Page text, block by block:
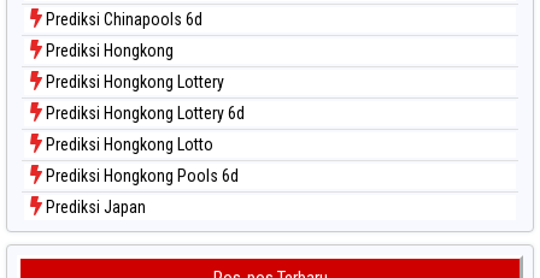
Prediksi Chinapools 6d
Prediksi Hongkong
Prediksi Hongkong Lottery
Prediksi Hongkong Lottery 6d
Prediksi Hongkong Lotto
Prediksi Hongkong Pools 6d
Prediksi Japan
Prediksi Japan 6d